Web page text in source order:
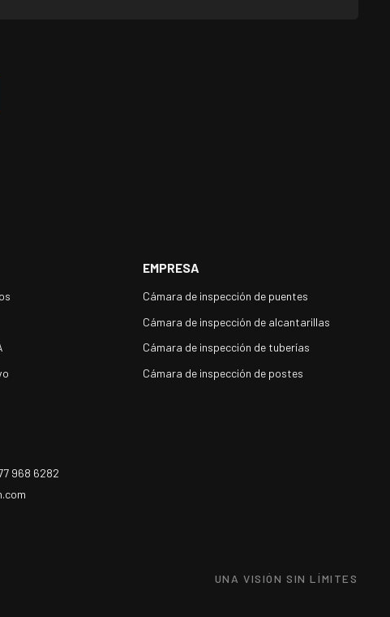
EMPRESA
Cámara de inspección de puentes
Cámara de inspección de alcantarillas
Cámara de inspección de tuberías
Cámara de inspección de postes
968 6282
UNA VISIÓN SIN LÍMITES